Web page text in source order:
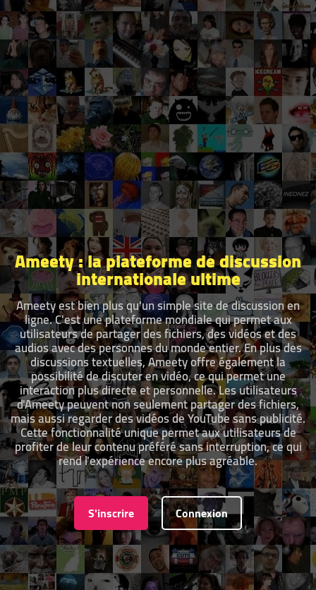
Ameety : la plateforme de discussion
internationale ultime
Ameety est bien plus qu'un simple site de discussion en
ligne. C'est une plateforme mondiale qui permet aux
utilisateurs de partager des fichiers, des vidéos et des
audios avec des personnes du monde entier. En plus des
discussions textuelles, Ameety offre également la
possibilité de discuter en vidéo, ce qui permet une
interaction plus directe et personnelle. Les utilisateurs
d'Ameety peuvent non seulement partager des fichiers,
mais aussi regarder des vidéos de YouTube sans publicité.
Cette fonctionnalité unique permet aux utilisateurs de
profiter de leur contenu préféré sans interruption, ce qui
rend l'expérience encore plus agréable.
S'inscrire Connexion